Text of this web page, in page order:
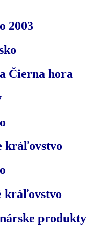
2003
Čierna hora
kráľovstvo
kráľovstvo
produkty